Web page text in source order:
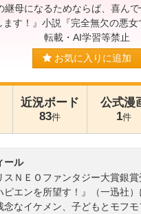
継母になるためならば、喜ん
ます！』小説『完全無欠の悪
転載・AI学習等禁止
お気に入りに追加
近況ボード
83件
公式漫
1件
ール
スＮＥＯファンタジー大賞銀
ピエンを所望す！』（一迅社
念なイケメン、子どもとモフ